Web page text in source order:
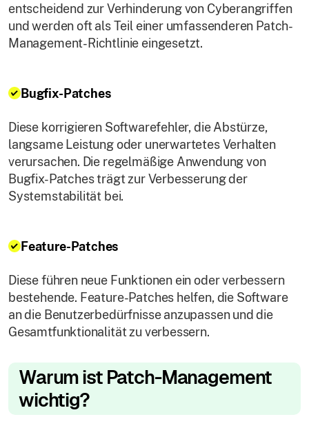
entscheidend zur Verhinderung von Cyberangriffen
und werden oft als Teil einer umfassenderen Patch-
Management-Richtlinie eingesetzt.
Bugfix-Patches
Diese korrigieren Softwarefehler, die Abstürze,
langsame Leistung oder unerwartetes Verhalten
verursachen. Die regelmäßige Anwendung von
Bugfix-Patches trägt zur Verbesserung der
Systemstabilität bei.
Feature-Patches
Diese führen neue Funktionen ein oder verbessern
bestehende. Feature-Patches helfen, die Software
an die Benutzerbedürfnisse anzupassen und die
Gesamtfunktionalität zu verbessern.
Warum ist Patch-Management
wichtig?